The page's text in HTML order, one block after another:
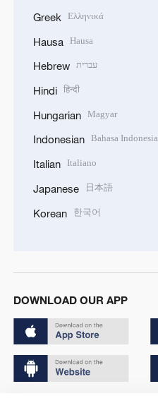
Greek Ελληνικά
Hausa Hausa
Hebrew עברית
Hindi हिन्दी
Hungarian Magyar
Indonesian Bahasa Indonesia
Italian Italiano
Japanese 日本語
Korean 한국어
DOWNLOAD OUR APP